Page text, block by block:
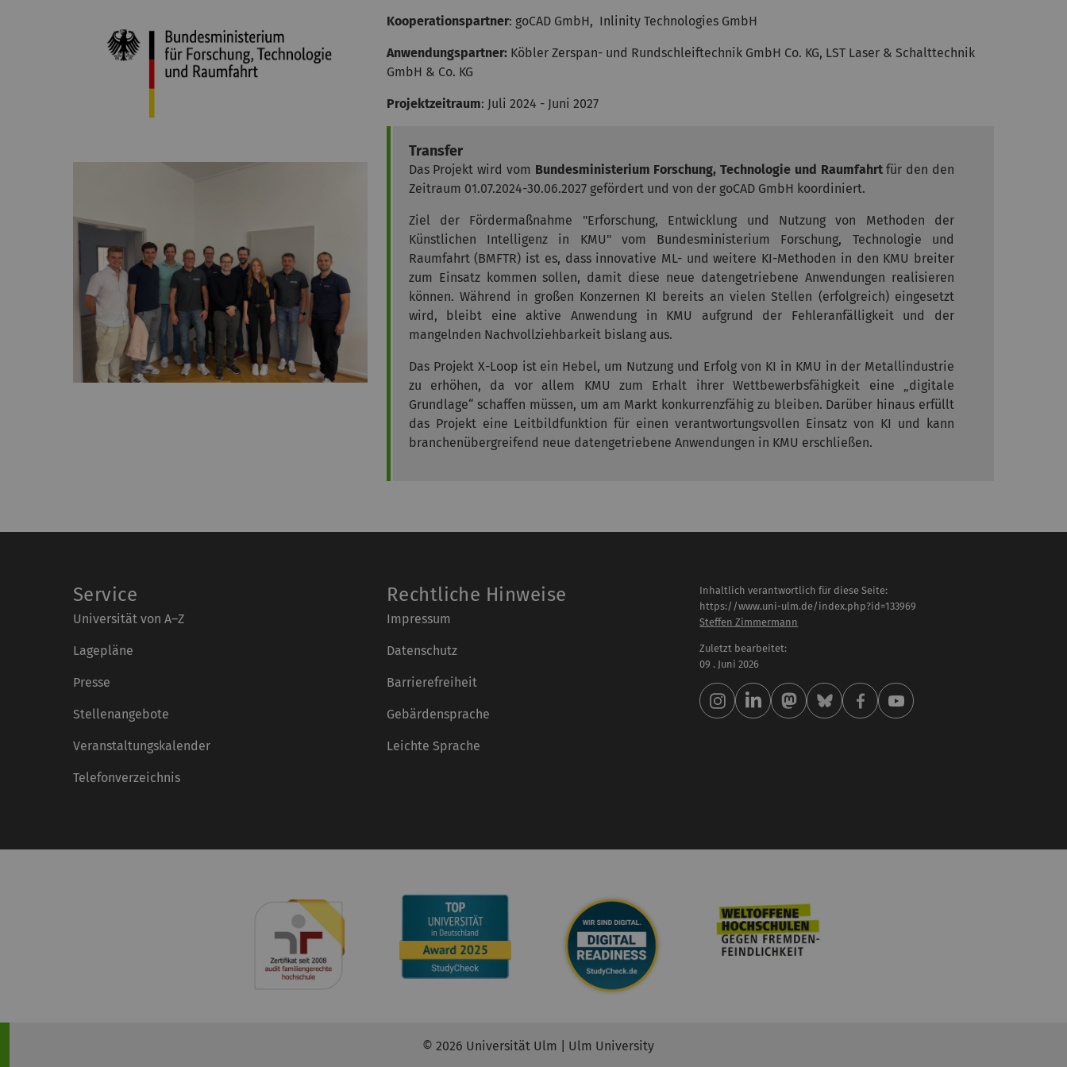
Kooperationspartner: goCAD GmbH, Inlinity Technologies GmbH
Anwendungspartner:Köbler Zerspan- und Rundschleiftechnik GmbH Co. KG, LST Laser & Schalttechnik
GmbH & Co. KG
Projektzeitraum: Juli 2024 - Juni 2027
Transfer
Das Projekt wird vom Bundesministerium Forschung, Technologie und Raumfahrtfür den den
Zeitraum 01.07.2024-30.06.2027gefördert und von der goCAD GmbH koordiniert.
Ziel der Fördermaßnahme "Erforschung, Entwicklung und Nutzung von Methoden der
Künstlichen Intelligenz in KMU" vom Bundesministerium Forschung, Technologie und
Raumfahrt (BMFTR) ist es, dass innovative ML- und weitere KI-Methoden in den KMU breiter
zum Einsatz kommen sollen, damit diese neue datengetriebene Anwendungen realisieren
können. Während in großen Konzernen KI bereits an vielen Stellen (erfolgreich) eingesetzt
wird, bleibt eine aktive Anwendung in KMU aufgrund der Fehleranfälligkeit und der
mangelnden Nachvollziehbarkeit bislang aus.
Das Projekt X-Loop ist ein Hebel, um Nutzung und Erfolg von KI in KMU in der Metallindustrie
zu erhöhen, da vor allem KMU zum Erhalt ihrer Wettbewerbsfähigkeit eine „digitale
Grundlage“ schaffen müssen, um am Markt konkurrenzfähig zu bleiben. Darüber hinaus erfüllt
das Projekt eine Leitbildfunktion für einen verantwortungsvollen Einsatz von KI und kann
branchenübergreifend neue datengetriebene Anwendungen in KMU erschließen.
Service
Universität von A–Z
Lagepläne
Presse
Stellenangebote
Veranstaltungskalender
Telefonverzeichnis
Rechtliche Hinweise
Impressum
Datenschutz
Barrierefreiheit
Gebärdensprache
Leichte Sprache
Inhaltlich verantwortlich für diese Seite:
https://www.uni-ulm.de/index.php?id=133969
Steffen Zimmermann
Zuletzt bearbeitet:
09 . Juni 2026
© 2026 Universität Ulm | Ulm University